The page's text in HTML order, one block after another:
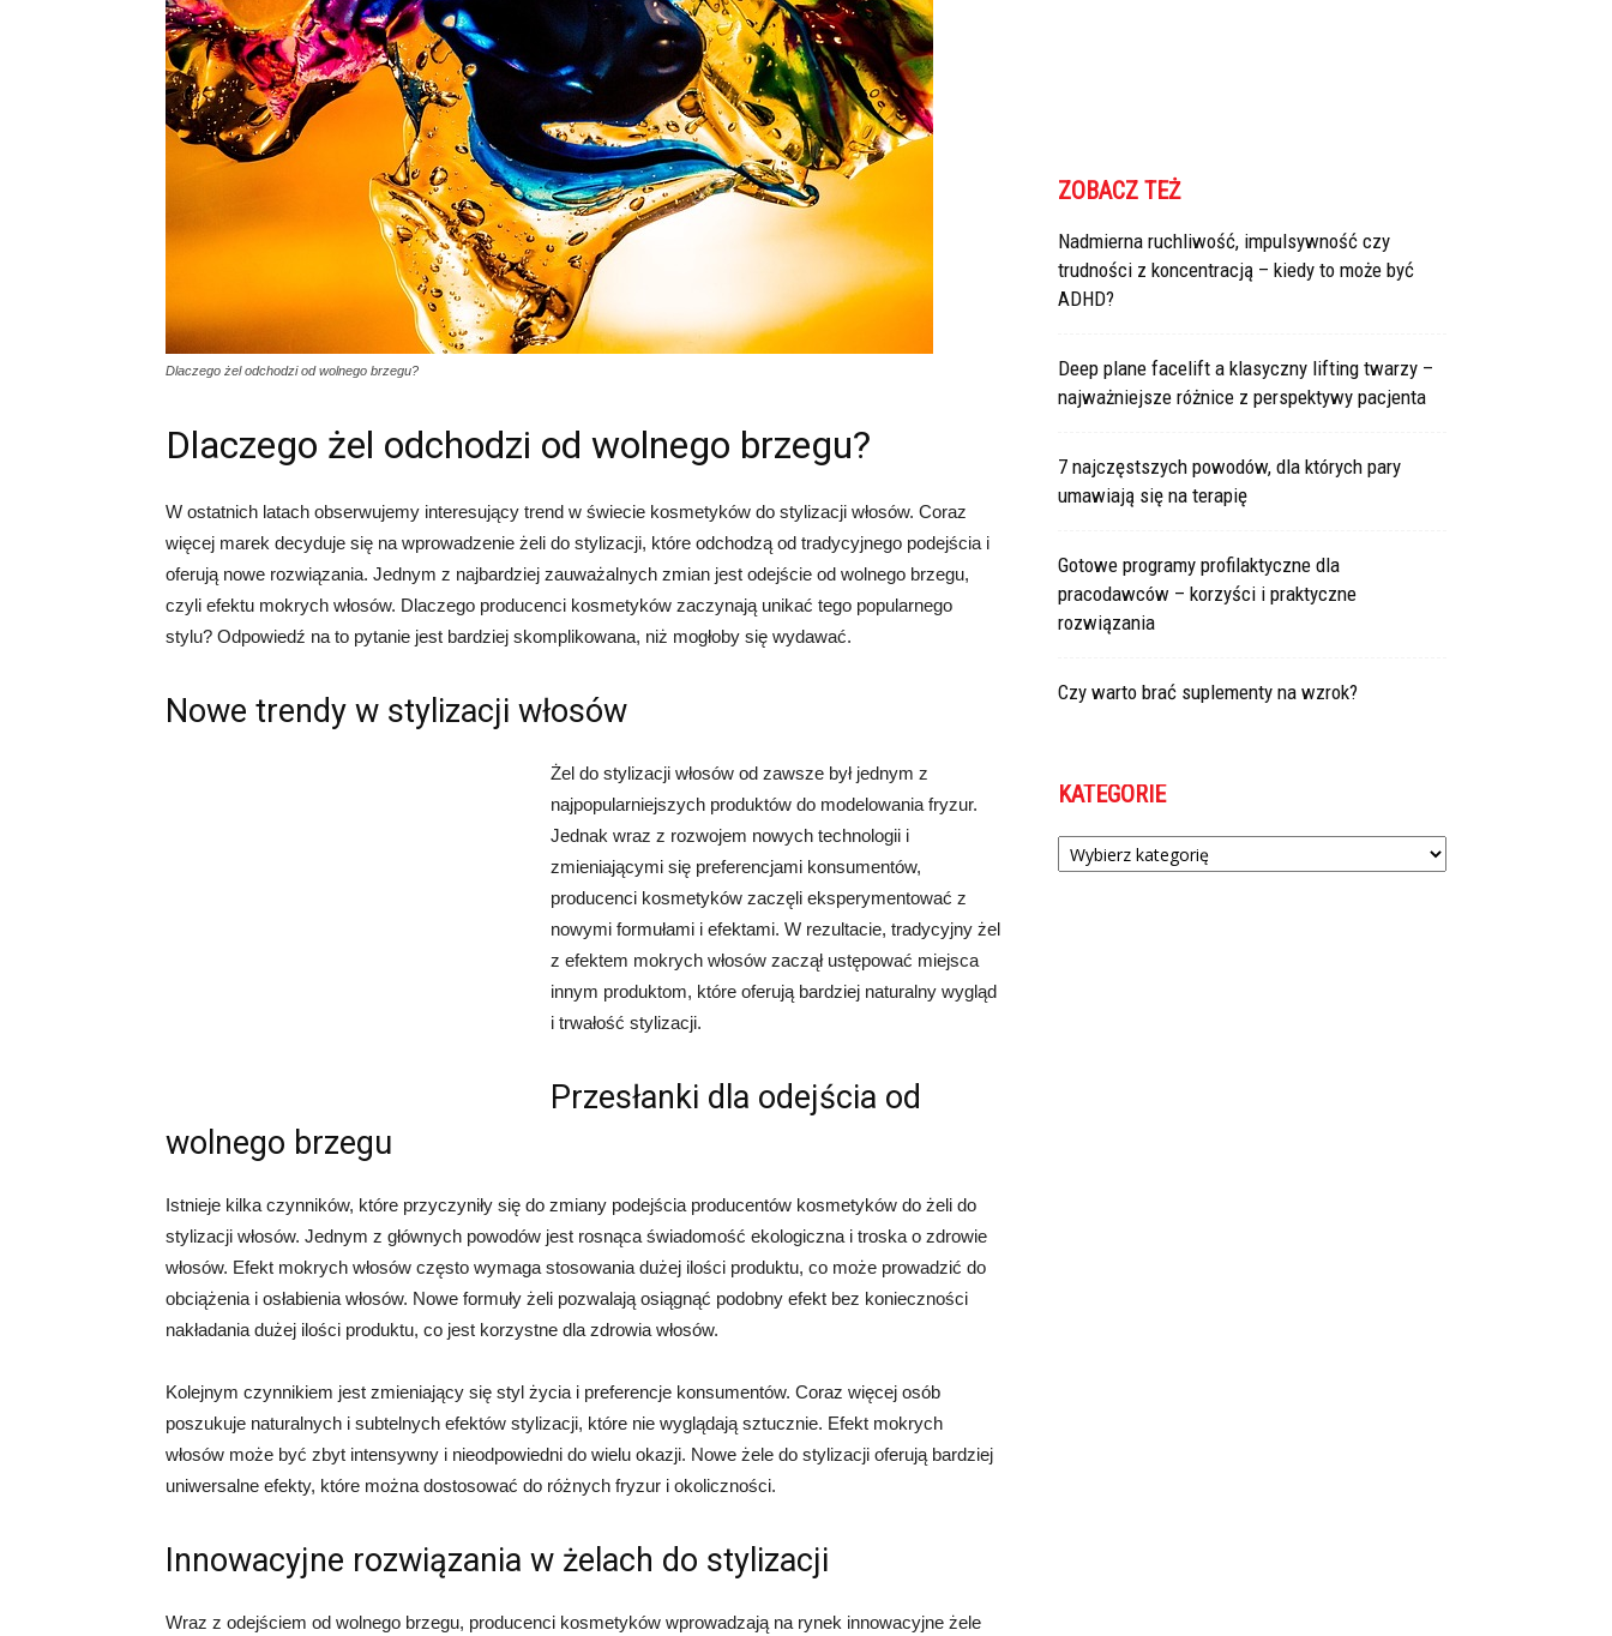
Dlaczego żel odchodzi od wolnego brzegu?
Dlaczego żel odchodzi od wolnego brzegu?
W ostatnich latach obserwujemy interesujący trend w świecie kosmetyków do stylizacji włosów. Coraz
więcej marek decyduje się na wprowadzenie żeli do stylizacji, które odchodzą od tradycyjnego podejścia i
oferują nowe rozwiązania. Jednym z najbardziej zauważalnych zmian jest odejście od wolnego brzegu,
czyli efektu mokrych włosów. Dlaczego producenci kosmetyków zaczynają unikać tego popularnego
stylu? Odpowiedź na to pytanie jest bardziej skomplikowana, niż mogłoby się wydawać.
Nowe trendy w stylizacji włosów
Żel do stylizacji włosów od zawsze był jednym z
najpopularniejszych produktów do modelowania fryzur.
Jednak wraz z rozwojem nowych technologii i
zmieniającymi się preferencjami konsumentów,
producenci kosmetyków zaczęli eksperymentować z
nowymi formułami i efektami. W rezultacie, tradycyjny żel
z efektem mokrych włosów zaczął ustępować miejsca
innym produktom, które oferują bardziej naturalny wygląd
i trwałość stylizacji.
Przesłanki dla odejścia od
wolnego brzegu
Istnieje kilka czynników, które przyczyniły się do zmiany podejścia producentów kosmetyków do żeli do
stylizacji włosów. Jednym z głównych powodów jest rosnąca świadomość ekologiczna i troska o zdrowie
włosów. Efekt mokrych włosów często wymaga stosowania dużej ilości produktu, co może prowadzić do
obciążenia i osłabienia włosów. Nowe formuły żeli pozwalają osiągnąć podobny efekt bez konieczności
nakładania dużej ilości produktu, co jest korzystne dla zdrowia włosów.
Kolejnym czynnikiem jest zmieniający się styl życia i preferencje konsumentów. Coraz więcej osób
poszukuje naturalnych i subtelnych efektów stylizacji, które nie wyglądają sztucznie. Efekt mokrych
włosów może być zbyt intensywny i nieodpowiedni do wielu okazji. Nowe żele do stylizacji oferują bardziej
uniwersalne efekty, które można dostosować do różnych fryzur i okoliczności.
Innowacyjne rozwiązania w żelach do stylizacji
Wraz z odejściem od wolnego brzegu, producenci kosmetyków wprowadzają na rynek innowacyjne żele
ZOBACZ TEŻ
Nadmierna ruchliwość, impulsywność czy
trudności z koncentracją – kiedy to może być
ADHD?
Deep plane facelift a klasyczny lifting twarzy –
najważniejsze różnice z perspektywy pacjenta
7 najczęstszych powodów, dla których pary
umawiają się na terapię
Gotowe programy profilaktyczne dla
pracodawców – korzyści i praktyczne
rozwiązania
Czy warto brać suplementy na wzrok?
KATEGORIE
Kategorie